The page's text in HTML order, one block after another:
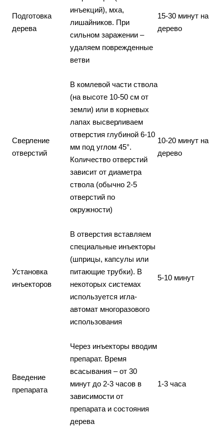
Подготовка
дерева
инъекций), мха,
лишайников. При
сильном заражении –
удаляем поврежденные
ветви
15-30 минут на
дерево
Сверление
отверстий
В комлевой части ствола
(на высоте 10-50 см от
земли) или в корневых
лапах высверливаем
отверстия глубиной 6-10
мм под углом 45°.
Количество отверстий
зависит от диаметра
ствола (обычно 2-5
отверстий по
окружности)
10-20 минут на
дерево
Установка
инъекторов
В отверстия вставляем
специальные инъекторы
(шприцы, капсулы или
питающие трубки). В
некоторых системах
используется игла-
автомат многоразового
использования
5-10 минут
Введение
препарата
Через инъекторы вводим
препарат. Время
всасывания – от 30
минут до 2-3 часов в
зависимости от
препарата и состояния
дерева
1-3 часа